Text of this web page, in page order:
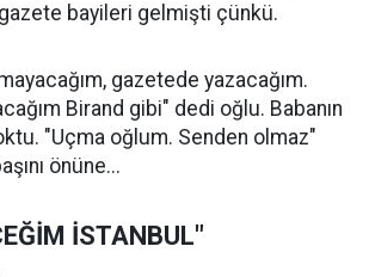
gazete bayileri gelmişti çünkü.
gazetede yazacağım.
Birand gibi" dedi oğlu. Babanın
"Uçma oğlum. Senden olmaz"
önüne...
İSTANBUL"